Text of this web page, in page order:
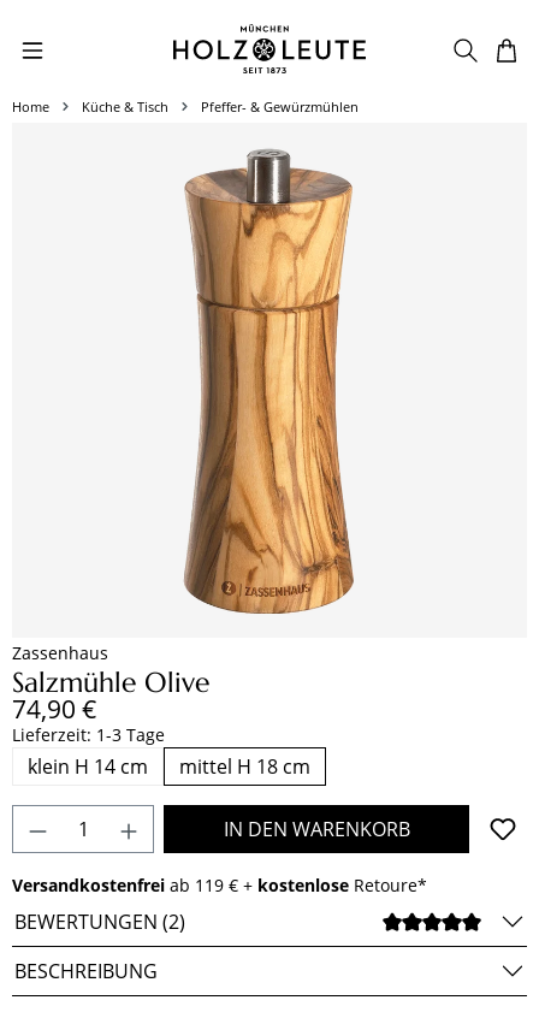
Zum Hauptinhalt springen
Home Küche & Tisch Pfeffer- & Gewürzmühlen
Zassenhaus
Salzmühle Olive
Regulärer Preis:
74,90 €
Lieferzeit: 1-3 Tage
klein H 14 cm mittel H 18 cm
Produkt Anzahl: Gib den gewünschten
IN DEN WARENKORB
Versandkostenfrei ab 119 € + kostenlose Retoure*
BEWERTUNGEN (2)
BESCHREIBUNG